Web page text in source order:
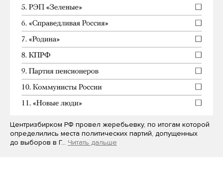
Центризбирком РФ провел жеребьевку, по итогам которой
определились места политических партий, допущенных
до выборов в Г… Читать дальше